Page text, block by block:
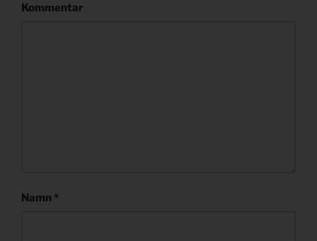
Kommentar
Namn *